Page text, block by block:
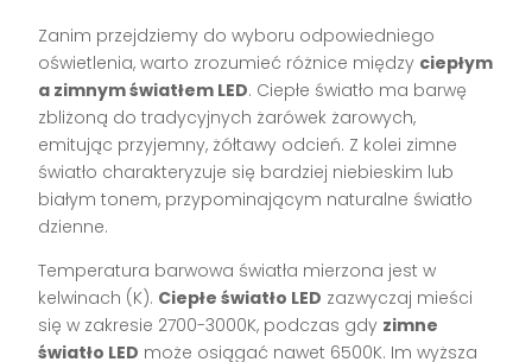
Zanim przejdziemy do wyboru odpowiedniego
oświetlenia, warto zrozumieć różnice między ciepłym
a zimnym światłem LED. Ciepłe światło ma barwę
zbliżoną do tradycyjnych żarówek żarowych,
emitując przyjemny, żółtawy odcień. Z kolei zimne
światło charakteryzuje się bardziej niebieskim lub
białym tonem, przypominającym naturalne światło
dzienne.
Temperatura barwowa światła mierzona jest w
kelwinach (K). Ciepłe światło LED zazwyczaj mieści
się w zakresie 2700-3000K, podczas gdy zimne
światło LED może osiągać nawet 6500K. Im wyższa